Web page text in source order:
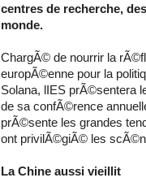
centres de recherche,
monde.
ChargÃ© de nourrir la
europÃ©enne pour la
Solana, lIES prÃ©sentera
de sa confÃ©rence
prÃ©sente les grandes
ont privilÃ©giÃ© les
La Chine aussi vieillit